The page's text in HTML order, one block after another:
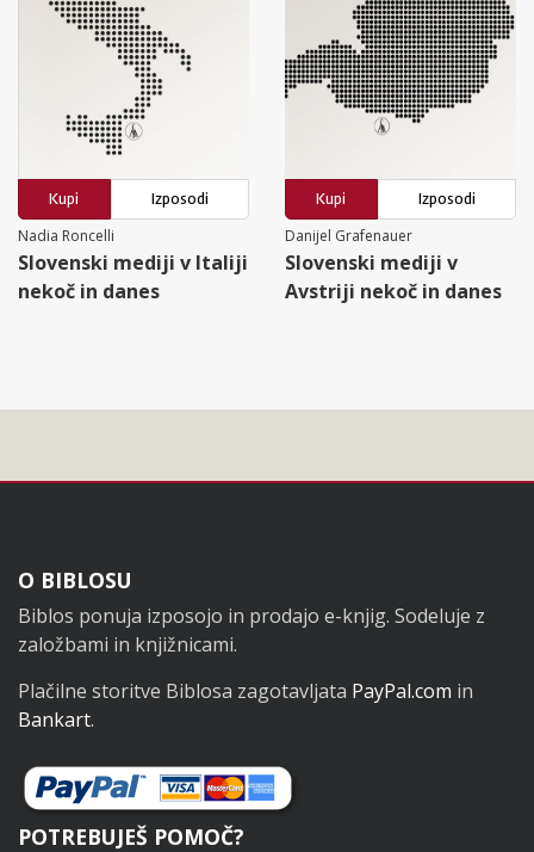
Kupi
Izposodi
Nadia Roncelli
Slovenski mediji v Italiji
nekoč in danes
Kupi
Izposodi
Danijel Grafenauer
Slovenski mediji v
Avstriji nekoč in danes
Noga
O BIBLOSU
Biblos ponuja izposojo in prodajo e-knjig. Sodeluje z
založbami in knjižnicami.
Plačilne storitve Biblosa zagotavljata PayPal.com in
Bankart.
POTREBUJEŠ POMOČ?